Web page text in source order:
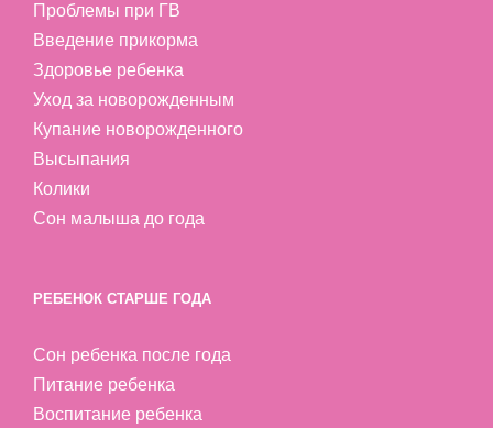
Проблемы при ГВ
Введение прикорма
Здоровье ребенка
Уход за новорожденным
Купание новорожденного
Высыпания
Колики
Сон малыша до года
РЕБЕНОК СТАРШЕ ГОДА
Сон ребенка после года
Питание ребенка
Воспитание ребенка